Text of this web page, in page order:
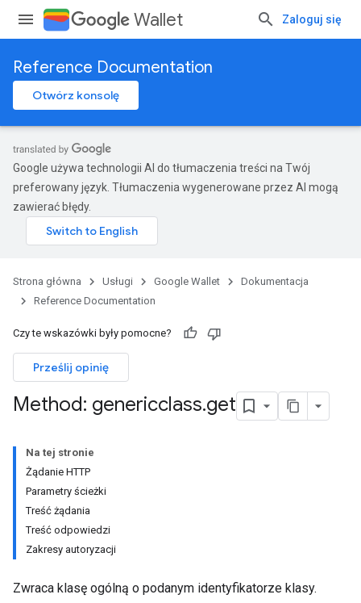
Wallet Zaloguj się
Reference Documentation
Otwórz konsolę
Google używa technologii AI do tłumaczenia treści na Twój
preferowany język. Tłumaczenia wygenerowane przez AI mogą
zawierać błędy.
Strona główna Usługi Google Wallet
Dokumentacja
Reference Documentation
Czy te wskazówki były pomocne?
Prześlij opinię
Method: genericclass.get
Na tej stronie
Żądanie HTTP
Parametry ścieżki
Treść żądania
Treść odpowiedzi
Zakresy autoryzacji
Zwraca klasę ogólną o podanym identyfikatorze klasy.